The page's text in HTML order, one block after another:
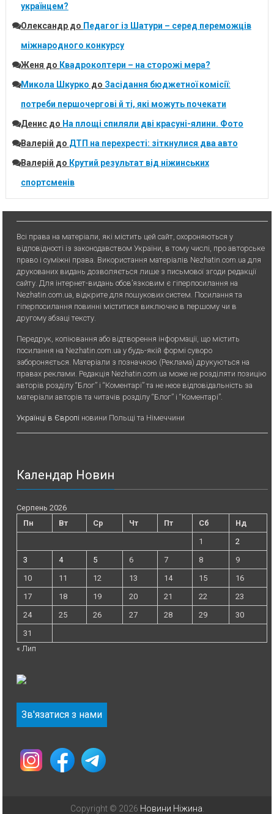
українцем?
Олександрдо Педагог із Шатури – серед переможців
міжнародного конкурсу
Женя до Квадрокоптери – на сторожі мера?
Микола Шкурко до Засідання бюджетної комісії:
потреби першочергові й ті, які можуть почекати
Денисдо На площі спиляли дві красуні-ялини. Фото
Валерій до ДТП на перехресті: зіткнулися два авто
Валерій до Крутий результат від ніжинських
спортсменів
Всі права на матеріали, які містить цей сайт, охороняються у
відповідності із законодавством України, в тому числі, про авторське
право і суміжні права. Використання матерiалiв Nezhatin.com.ua для
друкованих видань дозволяється лише з письмової згоди редакції
сайту. Для iнтернет-видань обов’язковим є гiперпосилання на
Nezhatin.com.ua, відкрите для пошукових систем. Посилання та
гіперпосилання повинні міститися виключно в першому чи в
другому абзаці тексту.
Передрук, копiювання або вiдтворення iнформацiї, що мiстить
посилання на Nezhatin.com.ua у будь-якiй формi суворо
забороняється. Матеріали з позначкою (Реклама) друкуються на
правах реклами. Редакція Nezhatin.com.ua може не розділяти позицію
авторів розділу “Блог” і “Коментарі” та не несе відповідальність за
матеріали авторів та читачів розділу “Блог” і “Коментарі”.
Українці в Європі новини Польщі та Німеччини
Календар Новин
Серпень 2026
Пн
Вт Ср Чт Пт Сб
Нд
1
2
3
4 5 6 7 8
9
10
11 12 13 14 15
16
17
18 19 20 21 22
23
24
25 26 27 28 29
30
31
« Лип
Зв'язатися з нами
Copyright © 2026 Новини Ніжина